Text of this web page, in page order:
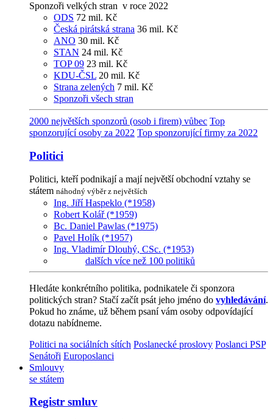
Sponzoři velkých stran v roce 2022
ODS 72 mil. Kč
Česká pirátská strana 36 mil. Kč
ANO 30 mil. Kč
STAN 24 mil. Kč
TOP 09 23 mil. Kč
KDU-ČSL 20 mil. Kč
Strana zelených 7 mil. Kč
Sponzoři všech stran
2000 největších sponzorů (osob i firem) vůbec Top
sponzorující osoby za 2022 Top sponzorující firmy za 2022
Politici
Politici, kteří podnikají a mají největší obchodní vztahy se
státem náhodný výběr z největších
Ing. Jiří Haspeklo (*1958)
Robert Kolář (*1959)
Bc. Daniel Pawlas (*1975)
Pavel Holík (*1957)
Ing. Vladimír Dlouhý, CSc. (*1953)
dalších více než 100 politiků
Hledáte konkrétního politika, podnikatele či sponzora
politických stran? Stačí začít psát jeho jméno do vyhledávání.
Pokud ho známe, už během psaní vám osoby odpovídající
dotazu nabídneme.
Politici na sociálních sítích Poslanecké proslovy Poslanci PSP
Senátoři Europoslanci
Smlouvy
se státem
Registr smluv